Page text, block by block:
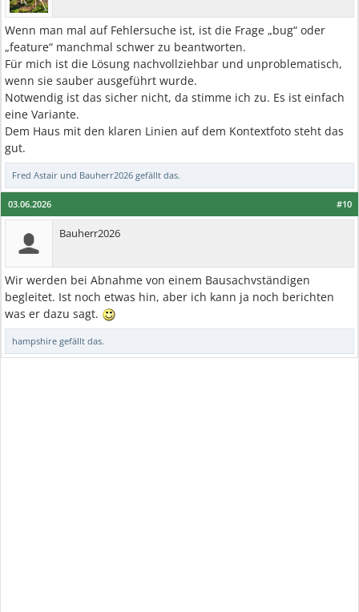
Wenn man mal auf Fehlersuche ist, ist die Frage „bug“ oder
„feature“ manchmal schwer zu beantworten.
Für mich ist die Lösung nachvollziehbar und unproblematisch,
wenn sie sauber ausgeführt wurde.
Notwendig ist das sicher nicht, da stimme ich zu. Es ist einfach
eine Variante.
Dem Haus mit den klaren Linien auf dem Kontextfoto steht das
gut.
Fred Astair und Bauherr2026 gefällt das.
#10
03.06.2026
Bauherr2026
Wir werden bei Abnahme von einem Bausachvständigen
begleitet. Ist noch etwas hin, aber ich kann ja noch berichten
was er dazu sagt.
hampshire gefällt das.